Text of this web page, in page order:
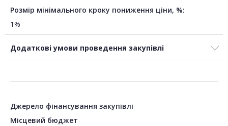
Розмір мінімального кроку пониження ціни, %:
1%
Додаткові умови проведення закупівлі
Джерело фінансування закупівлі
Місцевий бюджет